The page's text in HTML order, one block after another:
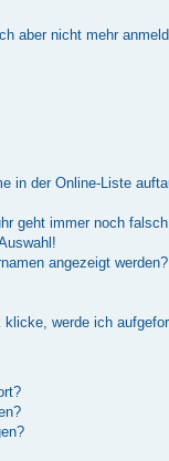
aber nicht mehr
in der Online-Liste
geht immer noch
angezeigt werden?
werde ich